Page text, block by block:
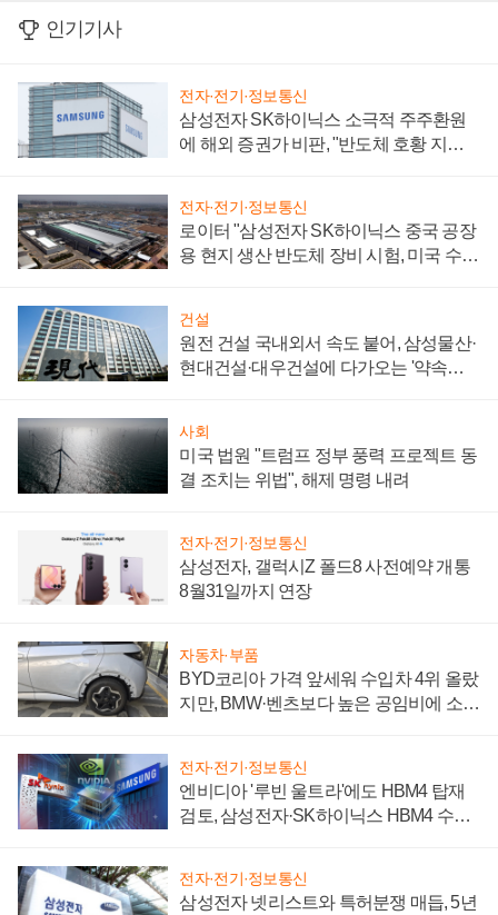
인기기사
전자·전기·정보통신
삼성전자 SK하이닉스 소극적 주주환원
에 해외 증권가 비판, "반도체 호황 지속
전자·전기·정보통신
로이터 "삼성전자 SK하이닉스 중국 공장
용 현지 생산 반도체 장비 시험, 미국 수출
건설
원전 건설 국내외서 속도 붙어, 삼성물산·
현대건설·대우건설에 다가오는 '약속의
사회
미국 법원 "트럼프 정부 풍력 프로젝트 동
결 조치는 위법", 해제 명령 내려
전자·전기·정보통신
삼성전자, 갤럭시Z 폴드8 사전예약 개통
8월31일까지 연장
자동차·부품
BYD코리아 가격 앞세워 수입차 4위 올랐
지만, BMW·벤츠보다 높은 공임비에 소비
전자·전기·정보통신
엔비디아 '루빈 울트라'에도 HBM4 탑재
검토, 삼성전자·SK하이닉스 HBM4 수율
전자·전기·정보통신
삼성전자 넷리스트와 특허분쟁 매듭, 5년